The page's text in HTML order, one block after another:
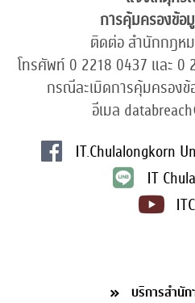
การคุ้มครองข้อ
ติดต่อ สำนักกฎห
โทรศัพท์ 0 2218 0437 และ 0
กรณีละเมิดการคุ้มครอง
อีเมล
IT.Chulalongkorn
IT
บริการสำนัก